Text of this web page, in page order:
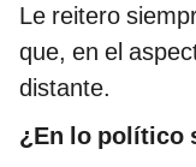
Le reitero
que, en el
distante.
¿En lo político